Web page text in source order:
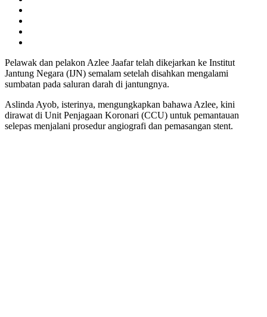
Pelawak dan pelakon Azlee Jaafar telah dikejarkan ke Institut
Jantung Negara (IJN) semalam setelah disahkan mengalami
sumbatan pada saluran darah di jantungnya.
Aslinda Ayob, isterinya, mengungkapkan bahawa Azlee, kini
dirawat di Unit Penjagaan Koronari (CCU) untuk pemantauan
selepas menjalani prosedur angiografi dan pemasangan stent.